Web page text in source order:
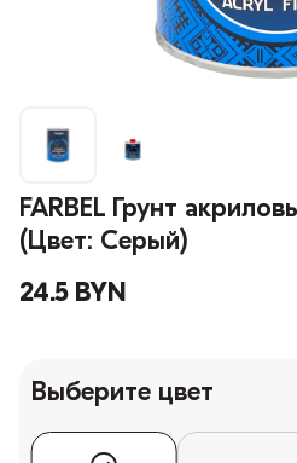
FARBEL Грунт
(Цвет: Серый)
24.5 BYN
Выберите цвет